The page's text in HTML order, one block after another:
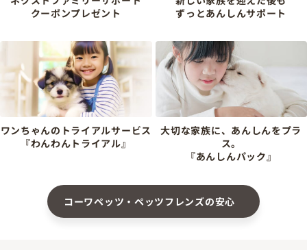
クーポンプレゼント
ずっとあんしんサポート
ワンちゃんのトライアルサービス
『わんわんトライアル』
大切な家族に、あんしんをプラ
ス。
『あんしんパック』
コーワペッツ・ペッツフレンズの安心